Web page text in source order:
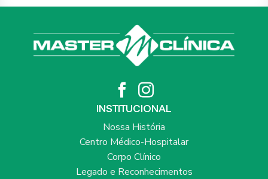
INSTITUCIONAL
Nossa História
Centro Médico-Hospitalar
Corpo Clínico
Legado e Reconhecimentos